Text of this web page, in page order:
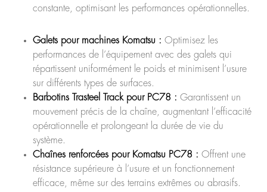
constante, optimisant les performances opérationnelles.
Galets pour machines Komatsu : Optimisez les
performances de l’équipement avec des galets qui
répartissent uniformément le poids et minimisent l’usure
sur différents types de surfaces.
Barbotins Trasteel Track pour PC78 : Garantissent un
mouvement précis de la chaîne, augmentant l’efficacité
opérationnelle et prolongeant la durée de vie du
système.
Chaînes renforcées pour Komatsu PC78 : Offrent une
résistance supérieure à l’usure et un fonctionnement
efficace, même sur des terrains extrêmes ou abrasifs.